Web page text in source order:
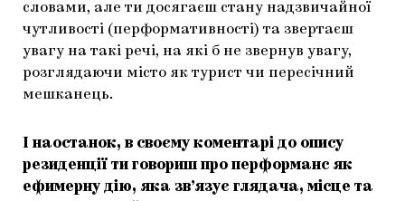
словами, але ти досягаєш стану надзвичайної
чутливості (перформативності) та звертаєш
увагу на такі речі, на які б не звернув увагу,
розглядаючи місто як турист чи пересічний
мешканець.
І наостанок, в своєму коментарі до опису
резиденції ти говориш про перформанс як
ефимерну дію, яка зв’язує глядача, місце та